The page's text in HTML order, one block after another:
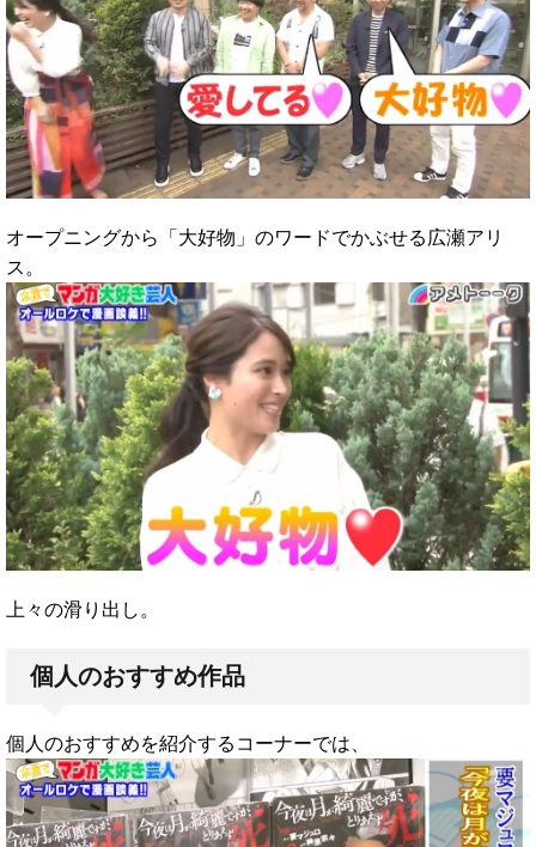
オープニングから「大好物」のワードでかぶせる広瀬アリ
ス。
上々の滑り出し。
個人のおすすめ作品
個人のおすすめを紹介するコーナーでは、